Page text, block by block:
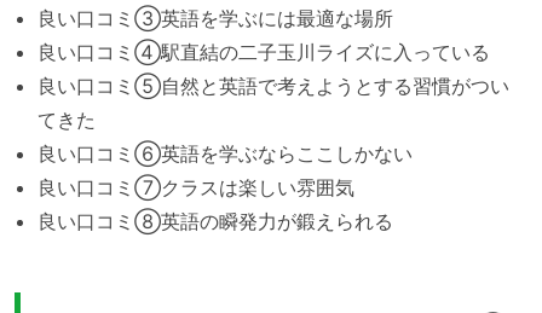
良い口コミ③英語を学ぶには最適な場所
良い口コミ④駅直結の二子玉川ライズに入っている
良い口コミ⑤自然と英語で考えようとする習慣がつい
てきた
良い口コミ⑥英語を学ぶならここしかない
良い口コミ⑦クラスは楽しい雰囲気
良い口コミ⑧英語の瞬発力が鍛えられる